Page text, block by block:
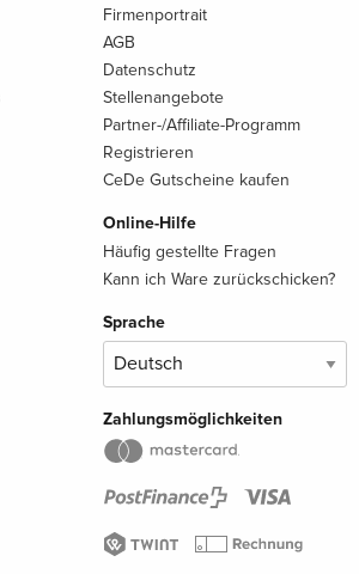
Firmenportrait
AGB
Datenschutz
Stellenangebote
Partner-/Affiliate-Programm
Registrieren
CeDe Gutscheine kaufen
Online-Hilfe
Häufig gestellte Fragen
Kann ich Ware zurückschicken?
Sprache
Zahlungsmöglichkeiten